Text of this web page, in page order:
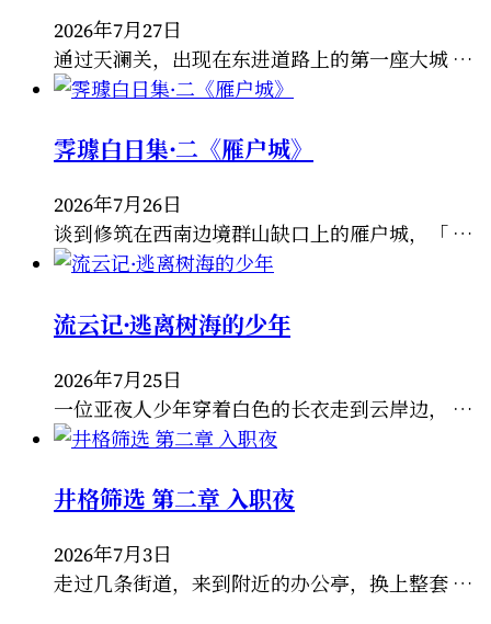
2026年7月27日
通过天澜关，出现在东进道路上的第一座大城 …
霁璩白日集·二《雁户城》
2026年7月26日
谈到修筑在西南边境群山缺口上的雁户城，「 …
流云记·逃离树海的少年
2026年7月25日
一位亚夜人少年穿着白色的长衣走到云岸边， …
井格筛选 第二章 入职夜
2026年7月3日
走过几条街道，来到附近的办公亭，换上整套 …